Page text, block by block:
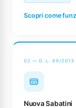
Scopri come
02 — D.L. 69/2013
Nuova Sabatini